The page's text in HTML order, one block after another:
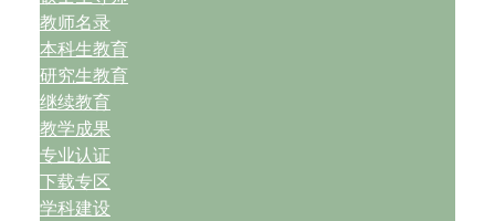
教师名录
本科生教育
研究生教育
继续教育
教学成果
专业认证
下载专区
学科建设